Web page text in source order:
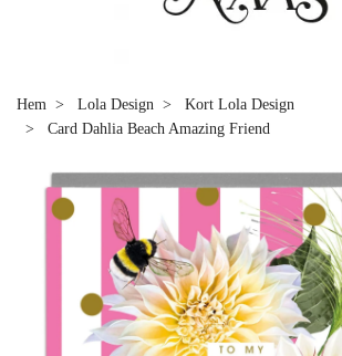
Hem Lola Design
Kort Lola Design
Card Dahlia Beach Amazing Friend